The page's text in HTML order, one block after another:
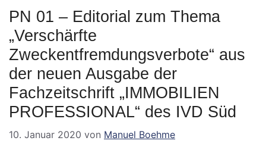
PN 01 – Editorial zum Thema
„Verschärfte
Zweckentfremdungsverbote“ aus
der neuen Ausgabe der
Fachzeitschrift „IMMOBILIEN
PROFESSIONAL“ des IVD Süd
10. Januar 2020 von Manuel Boehme